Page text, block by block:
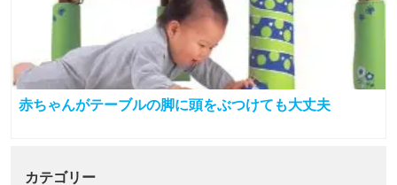
赤ちゃんがテーブルの脚に頭をぶつけても大丈夫
カテゴリー